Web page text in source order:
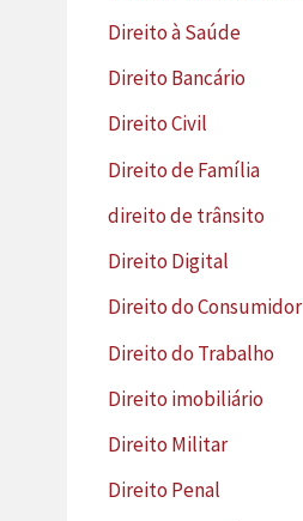
Direito à Saúde
Direito Bancário
Direito Civil
Direito de Família
direito de trânsito
Direito Digital
Direito do Consumidor
Direito do Trabalho
Direito imobiliário
Direito Militar
Direito Penal